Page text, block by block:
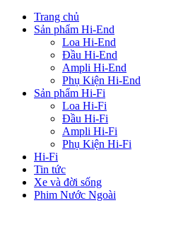
Trang chủ
Sản phẩm Hi-End
Loa Hi-End
Đầu Hi-End
Ampli Hi-End
Phụ Kiện Hi-End
Sản phẩm Hi-Fi
Loa Hi-Fi
Đầu Hi-Fi
Ampli Hi-Fi
Phụ Kiện Hi-Fi
Hi-Fi
Tin tức
Xe và đời sống
Phim Nước Ngoài